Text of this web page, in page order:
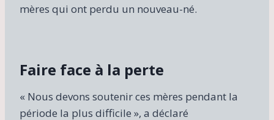
mères qui ont perdu un nouveau-né.
Faire face à la perte
« Nous devons soutenir ces mères pendant la
période la plus difficile », a déclaré